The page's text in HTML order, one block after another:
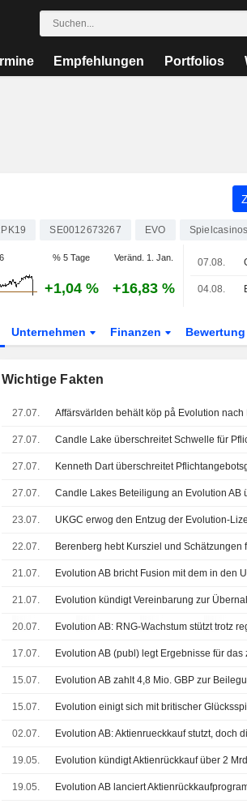
Empfehlungen Portfolios
SE0012673267 EVO Spielcasinos
% 5 Tage Veränd. 1. Jan.
+1,04 % +16,83 %
07.08.
04.08.
Unternehmen Finanzen Bewertung
Wichtige Fakten
27.07.
27.07. Candle Lake überschreitet Schwelle für
27.07. Kenneth Dart überschreitet
27.07.
23.07. UKGC erwog den Entzug der Evolution-
22.07.
21.07. Evolution AB bricht Fusion mit dem in den
21.07.
20.07. Evolution AB: RNG-Wachstum stützt trotz
17.07.
15.07.
15.07. Evolution einigt sich mit britischer
02.07.
19.05. Evolution kündigt Aktienrückkauf über 2
19.05.